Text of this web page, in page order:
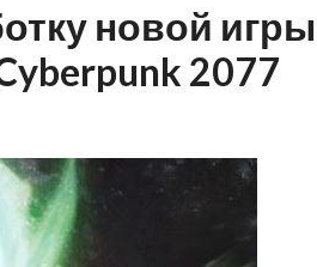
новой игры
2077